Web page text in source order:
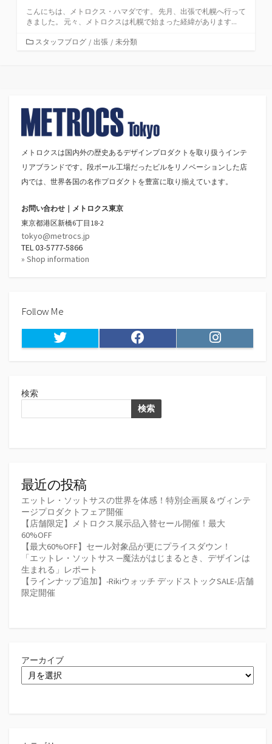
こんにちは、メトロクス・ハマダです。 先月、出張で札幌へ行って
きました。 元々、メトロクスは札幌で始まった経緯があります...
カスタッフブログ / 出張 / 未分類
メトロクスは国内外の歴史あるデザインプロダクトを取り扱うインテ
リアブランドです。段ボール工場だったビルをリノベーションした店
内では、世界各国の名作プロダクトを豊富に取り揃えています。
お問い合わせ｜メトロクス東京
東京都港区新橋6丁目18-2
tokyo@metrocs.jp
TEL 03-5777-5866
» Shop information
Follow Me
Twitter Facebook Instagram
検索
検索
最近の投稿
エットレ・ソットサスの世界を体感！特別企画展＆ヴィンテ
ージプロダクトフェア開催
【店舗限定】メトロクス展示品入替セール開催！最大
60%OFF
【最大60%OFF】セール対象品が更にプライスダウン！
「エットレ・ソットサス ─魔法がはじまるとき、デザインは
生まれる」レポート
【ラインナップ追加】-Rikiウォッチ デッドストックSALE-店舗
限定開催
アーカイブ